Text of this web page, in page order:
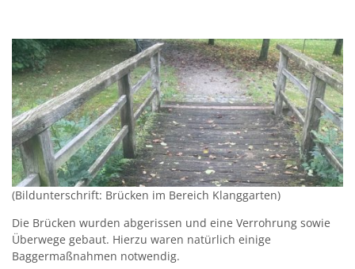
(Bildunterschrift: Brücken im Bereich Klanggarten)
Die Brücken wurden abgerissen und eine Verrohrung sowie
Überwege gebaut. Hierzu waren natürlich einige
Baggermaßnahmen notwendig.